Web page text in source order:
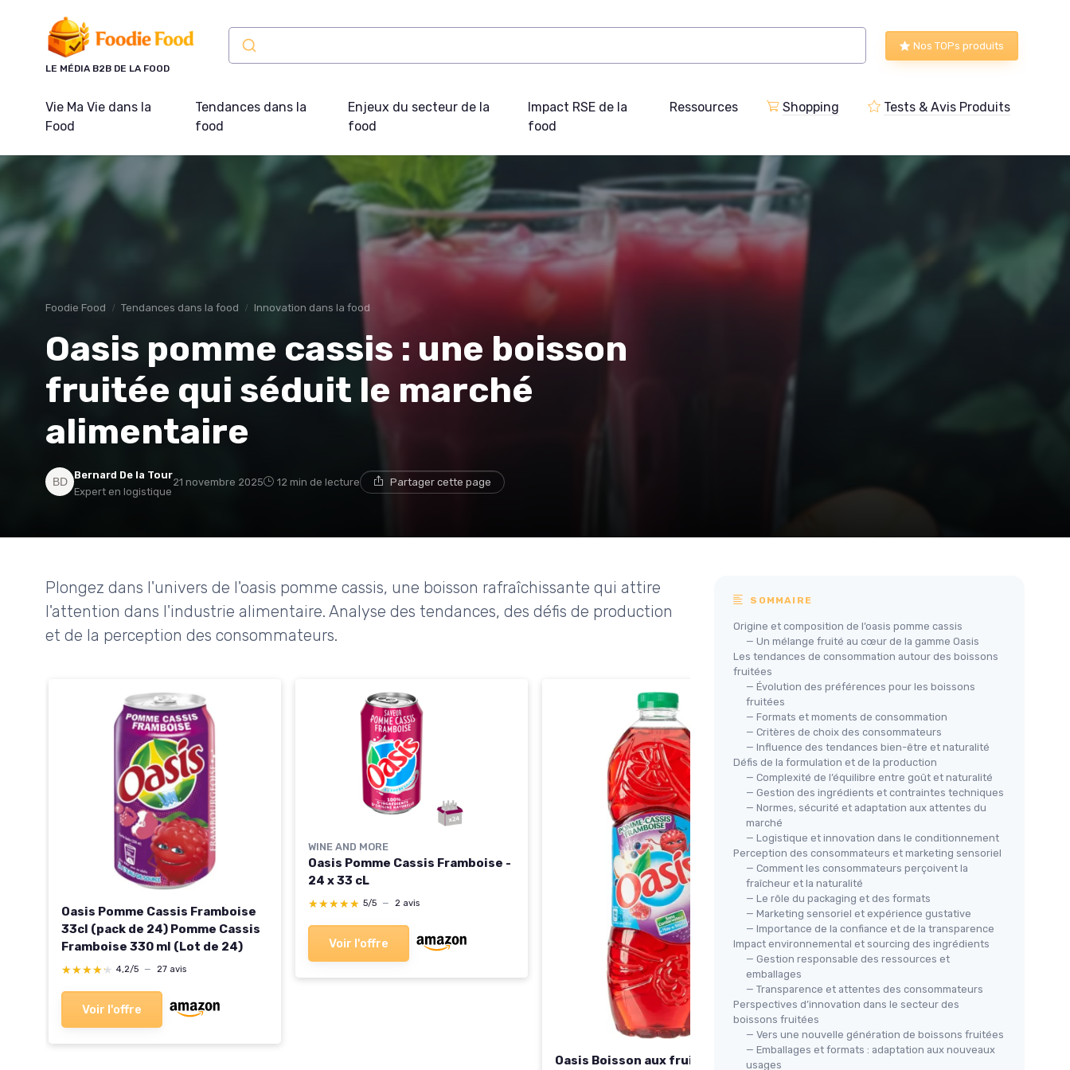
LE MÉDIA B2B DE LA FOOD
Nos TOPs produits
Vie Ma Vie dans la
Food
Tendances dans la
food
Enjeux du secteur de la
food
Impact RSE de la
food
Ressources Shopping Tests & Avis Produits
Foodie Food Tendances dans la food Innovation dans la food
Oasis pomme cassis : une boisson
fruitée qui séduit le marché
alimentaire
Bernard De la Tour
Expert en logistique
21 novembre 2025 12 min de lecture Partager cette page
Plongez dans l'univers de l'oasis pomme cassis, une boisson rafraîchissante qui attire
l'attention dans l'industrie alimentaire. Analyse des tendances, des défis de production
et de la perception des consommateurs.
Oasis Pomme Cassis Framboise
33cl (pack de 24) Pomme Cassis
Framboise 330 ml (Lot de 24)
★★★★★
★★★★★ 4,2/5 — 27 avis
Voir l'offre
WINE AND MORE
Oasis Pomme Cassis Framboise -
24 x 33 cL
★★★★★
★★★★★ 5/5 — 2 avis
Voir l'offre
Oasis Boisson aux fruits Pommes
Oasis Pocket Pomme Cassis
Framboise 25cl (pack de 24)
★★★★★
★★★★★ 5/5 — 1 avis
Voir l'offre
SOMMAIRE
Origine et composition de l’oasis pomme cassis
— Un mélange fruité au cœur de la gamme Oasis
Les tendances de consommation autour des boissons
fruitées
— Évolution des préférences pour les boissons
fruitées
— Formats et moments de consommation
— Critères de choix des consommateurs
— Influence des tendances bien-être et naturalité
Défis de la formulation et de la production
— Complexité de l’équilibre entre goût et naturalité
— Gestion des ingrédients et contraintes techniques
— Normes, sécurité et adaptation aux attentes du
marché
— Logistique et innovation dans le conditionnement
Perception des consommateurs et marketing sensoriel
— Comment les consommateurs perçoivent la
fraîcheur et la naturalité
— Le rôle du packaging et des formats
— Marketing sensoriel et expérience gustative
— Importance de la confiance et de la transparence
Impact environnemental et sourcing des ingrédients
— Gestion responsable des ressources et
emballages
— Transparence et attentes des consommateurs
Perspectives d’innovation dans le secteur des
boissons fruitées
— Vers une nouvelle génération de boissons fruitées
— Emballages et formats : adaptation aux nouveaux
usages